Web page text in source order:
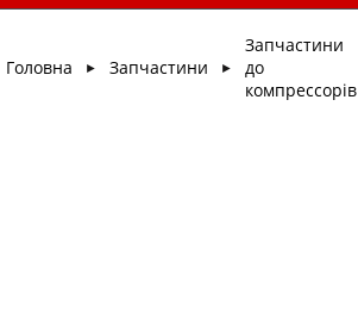
Головна ► Запчастини ►
Запчастини
до
компрессорів